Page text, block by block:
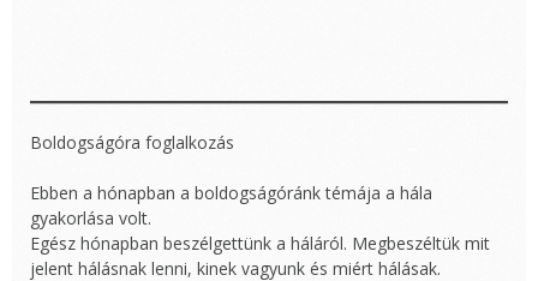
Boldogságóra foglalkozás
Ebben a hónapban a boldogságóránk témája a hála
gyakorlása volt.
Egész hónapban beszélgettünk a háláról. Megbeszéltük mit
jelent hálásnak lenni, kinek vagyunk és miért hálásak.